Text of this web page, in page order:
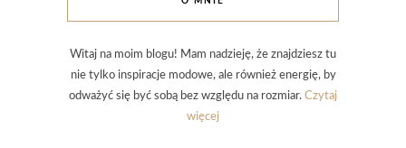
Witaj na moim blogu! Mam nadzieję, że znajdziesz tu
nie tylko inspiracje modowe, ale również energię, by
odważyć się być sobą bez względu na rozmiar. Czytaj
więcej